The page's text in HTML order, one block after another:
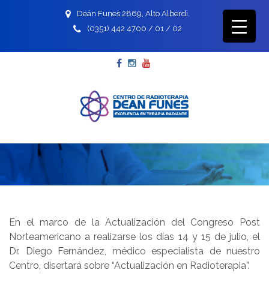
Deán Funes 2869, Alto Alberdi.
(0351) 442 4700 / 01 / 02
Facebook
Instagram
En el marco de la Actualización del Congreso Post
Norteamericano a realizarse los días 14 y 15 de julio, el
Dr. Diego Fernández, médico especialista de nuestro
Centro, disertará sobre “Actualización en Radioterapia”.